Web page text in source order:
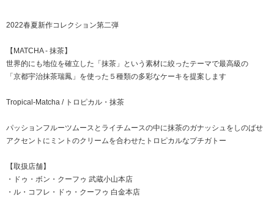
2022春夏新作コレクション第二弾
【MATCHA - 抹茶】
世界的にも地位を確立した「抹茶」という素材に絞ったテーマで最高級の
「京都宇治抹茶瑞鳳」を使った５種類の多彩なケーキを提案します
Tropical-Matcha / トロピカル・抹茶
パッションフルーツムースとライチムースの中に抹茶のガナッシュをしのばせ
アクセントにミントのクリームを合わせたトロピカルなプチガトー
【取扱店舗】
・
ドゥ・ボン・クーフゥ 武蔵小山本店
・ ル・コフレ・ドゥ・クーフゥ 白金本店